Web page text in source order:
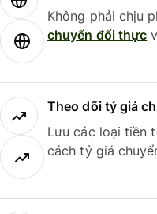
Không phải chịu
chuyển đổi thực
Theo dõi tỷ giá
Lưu các loại tiền
cách tỷ giá